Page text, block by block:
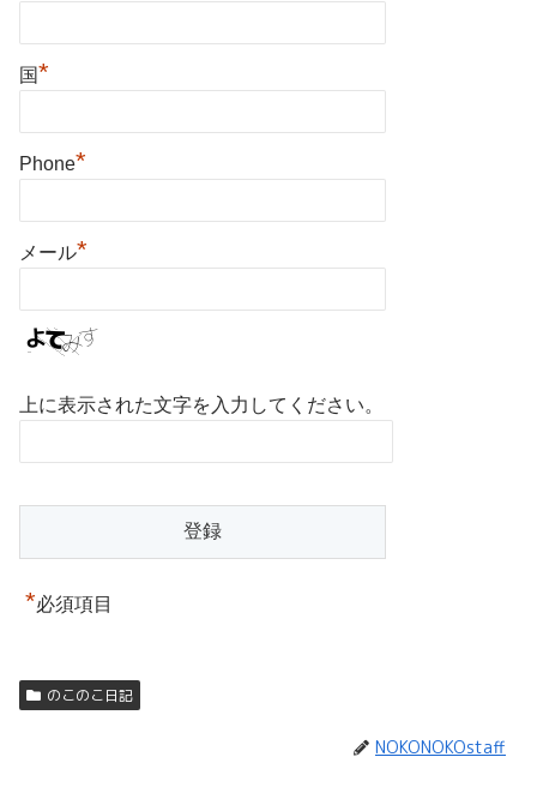
国*
Phone*
メール*
上に表示された文字を入力してください。
*必須項目
のこのこ日記
NOKONOKOstaff